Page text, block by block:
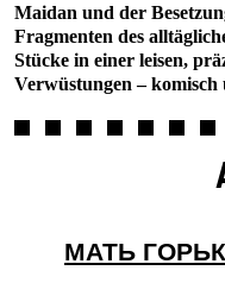
Maidan und der
Fragmenten des
Stücke in einer leisen,
Verwüstungen –
МАТЬ